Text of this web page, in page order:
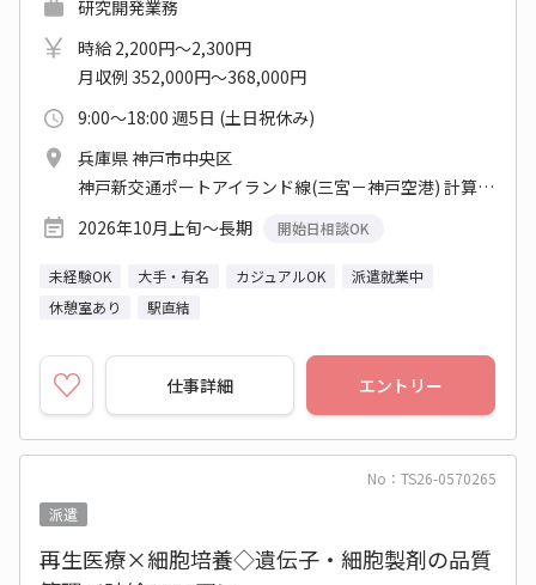
研究開発業務
時給 2,200円～2,300円
月収例 352,000円～368,000円
9:00～18:00 週5日 (土日祝休み)
兵庫県 神戸市中央区
神戸新交通ポートアイランド線(三宮－神戸空港) 計算科学センター駅
2026年10月上旬～長期
開始日相談OK
未経験OK 大手・有名 カジュアルOK
派遣就業中
休憩室あり
駅直結
仕事詳細 エントリー
No：TS26-0570265
派遣
再生医療×細胞培養◇遺伝子・細胞製剤の品質